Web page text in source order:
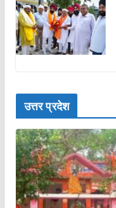
उत्तर प्रदेश